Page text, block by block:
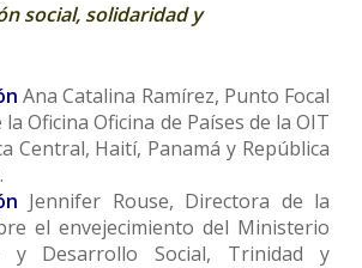
social, solidaridad y
Ana Catalina Ramírez, Punto Focal
la Oficina Oficina de Países de la OIT
Central, Haití, Panamá y República
Jennifer Rouse, Directora de la
el envejecimiento del Ministerio
y Desarrollo Social, Trinidad y